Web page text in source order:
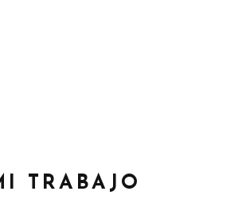
TRABAJO